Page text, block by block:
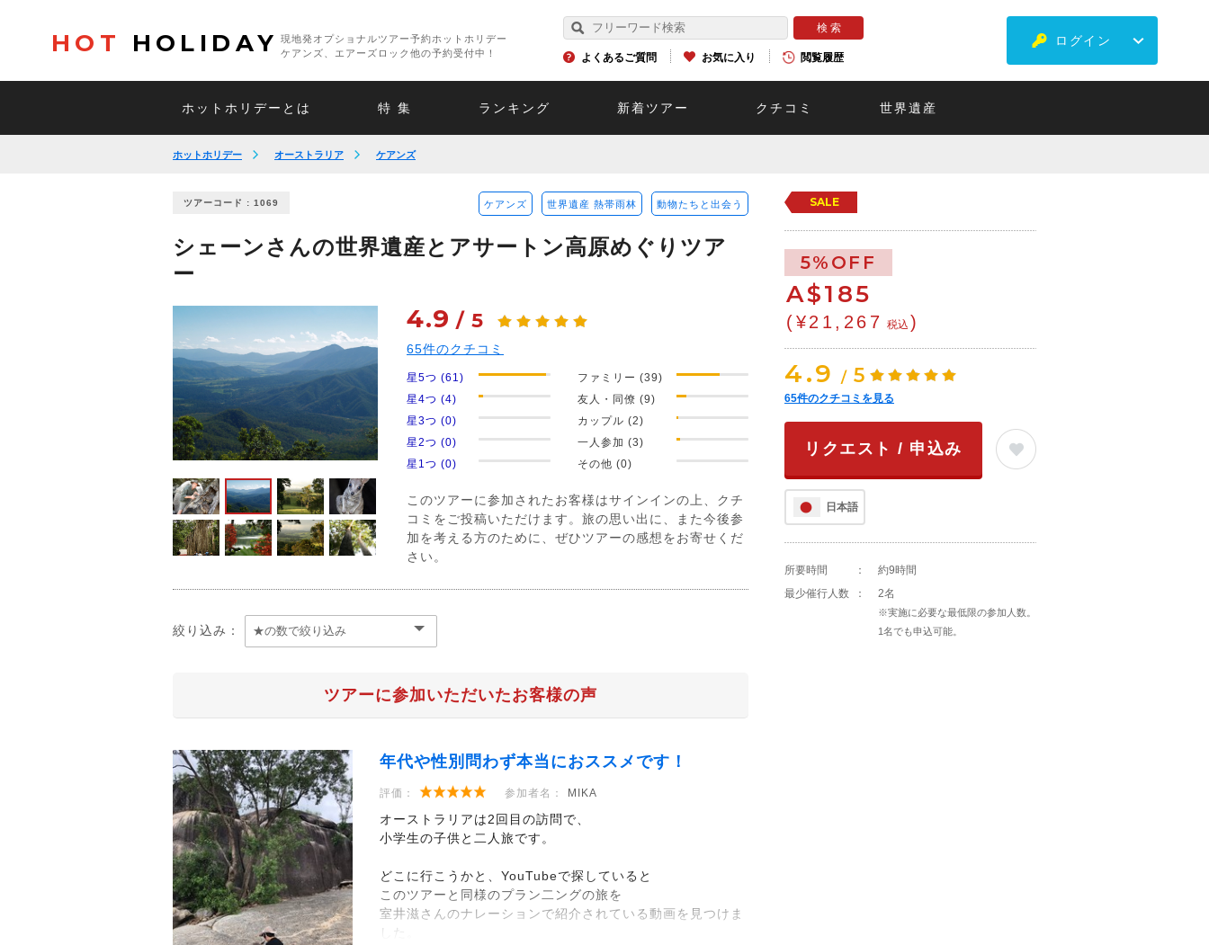
HOT HOLIDAY
現地発オプショナルツアー予約ホットホリデー
ケアンズ、エアーズロック他の予約受付中！
よくあるご質問 お気に入り 閲覧履歴
ログイン
ホットホリデーとは 特 集 ランキング 新着ツアー クチコミ 世界遺産
ホットホリデー オーストラリア ケアンズ
ツアーコード : 1069 ケアンズ 世界遺産 熱帯雨林 動物たちと出会う
シェーンさんの世界遺産とアサートン高原めぐりツア
ー
4.9 / 5
65件のクチコミ
星5つ (61)
星4つ (4)
星3つ (0)
星2つ (0)
星1つ (0)
ファミリー (39)
友人・同僚 (9)
カップル (2)
一人参加 (3)
その他 (0)
このツアーに参加されたお客様はサインインの上、クチ
コミをご投稿いただけます。旅の思い出に、また今後参
加を考える方のために、ぜひツアーの感想をお寄せくだ
さい。
絞り込み：
ツアーに参加いただいたお客様の声
年代や性別問わず本当におススメです！
評価： 参加者名： MIKA
オーストラリアは2回目の訪問で、
小学生の子供と二人旅です。
どこに行こうかと、YouTubeで探していると
このツアーと同様のプラン二ングの旅を
室井滋さんのナレーションで紹介されている動画を見つけま
した。
SALE
5%OFF
A$185
(¥21,267 税込 )
4.9 / 5
65件のクチコミを見る
リクエスト / 申込み
日本語
所要時間 ：
約9時間
最少催行人数
： 2名
※実施に必要な最低限の参加人数。
1名でも申込可能。